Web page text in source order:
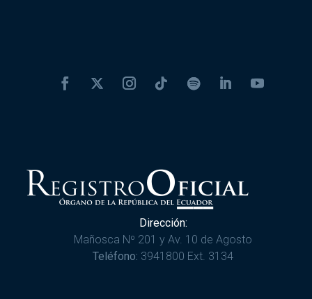
Dirección:
Mañosca Nº 201 y Av. 10 de Agosto
Teléfono: 3941800 Ext. 3134